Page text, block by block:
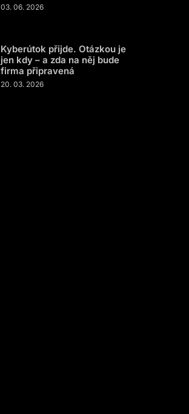
03. 06. 2026
Kyberútok přijde. Otázkou je
jen kdy – a zda na něj bude
firma připravená
20. 03. 2026